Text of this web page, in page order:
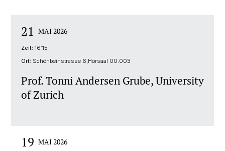
21 MAI 2026
Zeit: 16:15
Ort: Schönbeinstrasse 6,Hörsaal 00.003
Prof. Tonni Andersen Grube, University
of Zurich
19 MAI 2026